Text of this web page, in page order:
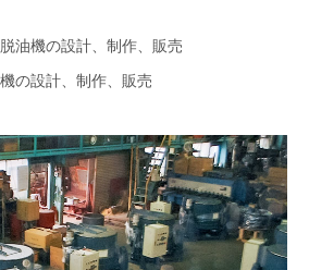
材の遠心乾燥に対応
油機の設計、制作、販売
の設計、制作、販売